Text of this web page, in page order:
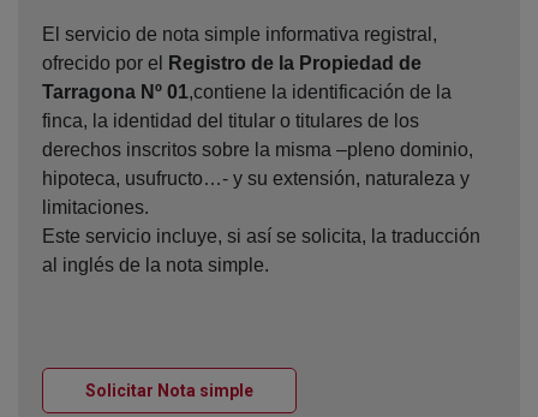
El servicio de nota simple informativa registral,
ofrecido por el
Registro de la Propiedad de
Tarragona Nº 01,contiene la identificación de la
finca, la identidad del titular o titulares de los
derechos inscritos sobre la misma –pleno dominio,
hipoteca, usufructo…- y su extensión, naturaleza y
limitaciones.
Este servicio incluye, si así se solicita, la traducción
al inglés de la nota simple.
Solicitar Nota simpleVentana nueva